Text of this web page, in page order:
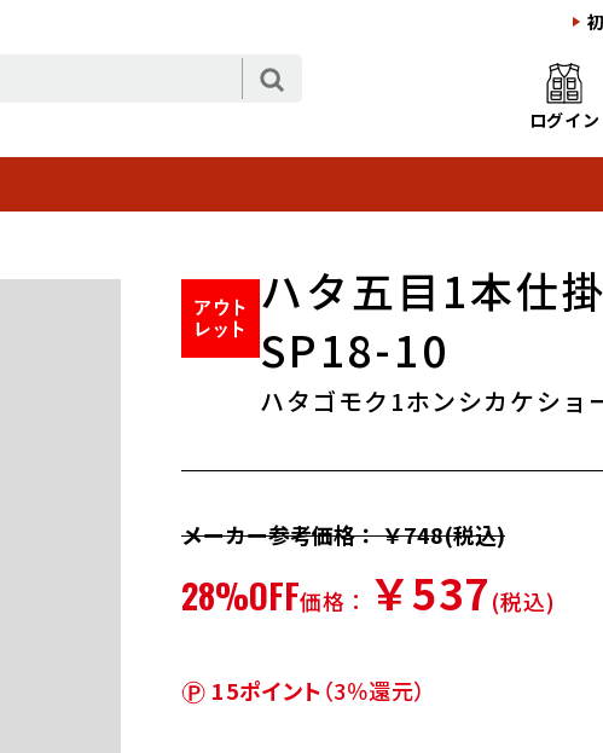
ログイン
ハタ五目1本仕
SP18-10
ハタゴモク1ホンシカケショ
メーカー参考価格： ￥748(税込)
28%OFF価格： ￥537(税込)
15ポイント（3％還元）